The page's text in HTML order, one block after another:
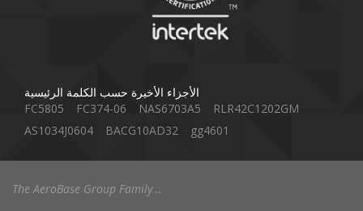
الأجزاء الأخيرة حسب الكلمة الرئيسية
FC5805
FC374-06 NAS6703A5
RLR42C1202GM
AS1034J0604
BACG10AD32 gg4601
The AeroBase Group Family ..